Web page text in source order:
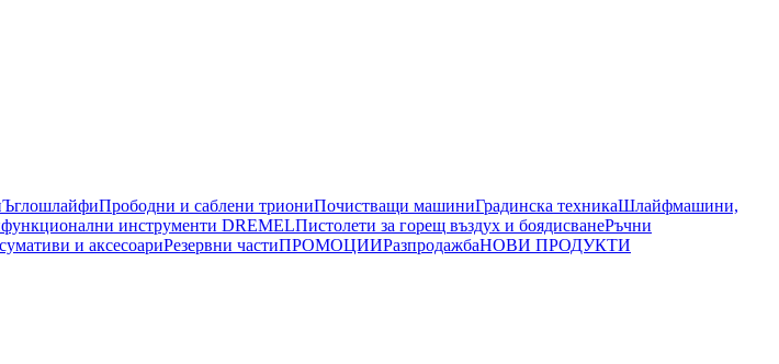
ЪглошлайфиПрободни и саблени триониПочистващи машиниГрадинска техникаШлайфмашини,
инструменти DREMELПистолети за горещ въздух и боядисванеРъчни
и аксесоариРезервни частиПРОМОЦИИРазпродажбаНОВИ ПРОДУКТИ